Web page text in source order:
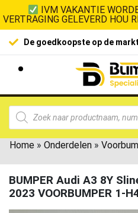
IVM VAKANTIE
VERTRAGING GELEVERD HOU
De goedkoopste op de markt
Home » Onderdelen »
BUMPER Audi A3 8Y
2023 VOORBUMPER 1-